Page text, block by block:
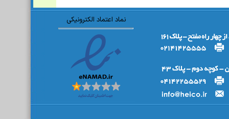
نماد اعتماد الکترونیکی